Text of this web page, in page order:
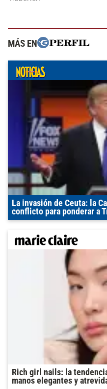
MÁS EN
La invasión de Ceuta: la
conflicto para ponderar a
Rich girl nails: la
manos elegantes y